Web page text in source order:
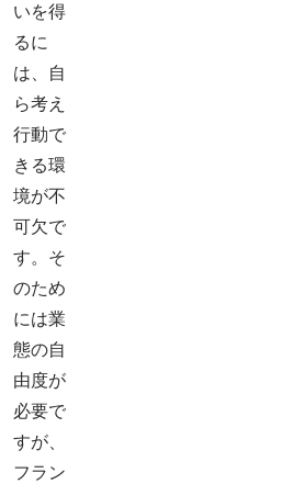
いを得
るに
は、自
ら考え
行動で
きる環
境が不
可欠で
す。そ
のため
には業
態の自
由度が
必要で
すが、
フラン